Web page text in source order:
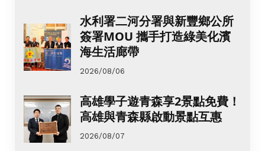
水利署二河分署與新豐鄉公所
簽署MOU 攜手打造綠美化濱
海生活廊帶
2026/08/06
高雄學子遊青森享2景點免費！
高雄與青森縣啟動景點互惠
2026/08/07